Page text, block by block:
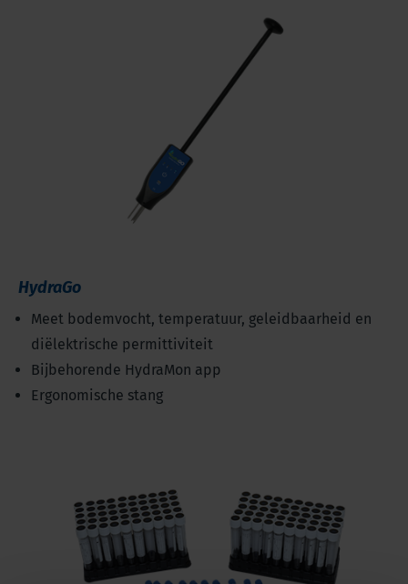
HydraGo
Meet bodemvocht, temperatuur, geleidbaarheid en
diëlektrische permittiviteit
Bijbehorende HydraMon app
Ergonomische stang